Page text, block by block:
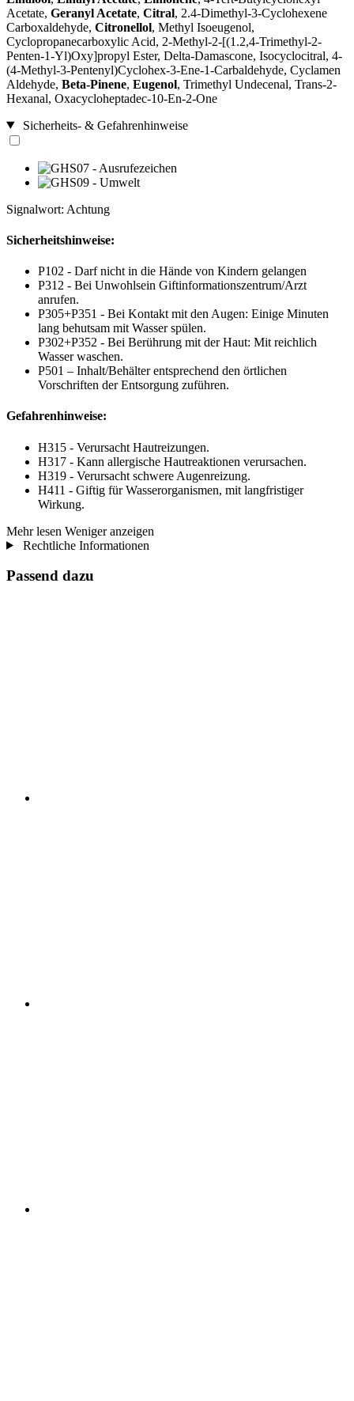
Acetate, Geranyl Acetate, Citral, 2.4-Dimethyl-3-Cyclohexene
Carboxaldehyde, Citronellol, Methyl Isoeugenol,
Cyclopropanecarboxylic Acid, 2-Methyl-2-[(1.2,4-Trimethyl-2-
Penten-1-Yl)Oxy]propyl Ester, Delta-Damascone, Isocyclocitral, 4-
(4-Methyl-3-Pentenyl)Cyclohex-3-Ene-1-Carbaldehyde, Cyclamen
Aldehyde, Beta-Pinene, Eugenol, Trimethyl Undecenal, Trans-2-
Hexanal, Oxacycloheptadec-10-En-2-One
Sicherheits- & Gefahrenhinweise
Signalwort: Achtung
Sicherheitshinweise:
P102 - Darf nicht in die Hände von Kindern gelangen
P312 - Bei Unwohlsein Giftinformationszentrum/Arzt
anrufen.
P305+P351 - Bei Kontakt mit den Augen: Einige Minuten
lang behutsam mit Wasser spülen.
P302+P352 - Bei Berührung mit der Haut: Mit reichlich
Wasser waschen.
P501 – Inhalt/Behälter entsprechend den örtlichen
Vorschriften der Entsorgung zuführen.
Gefahrenhinweise:
H315 - Verursacht Hautreizungen.
H317 - Kann allergische Hautreaktionen verursachen.
H319 - Verursacht schwere Augenreizung.
H411 - Giftig für Wasserorganismen, mit langfristiger
Wirkung.
Mehr lesen Weniger anzeigen
Rechtliche Informationen
Passend dazu